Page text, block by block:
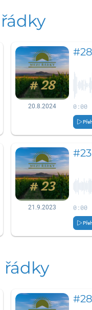
20.8.2024 0:00
21.9.2023 0:00
řádky